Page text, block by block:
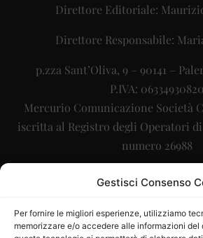
Gestisci Consenso
Per fornire le migliori esperienze, utilizziamo
memorizzare e/o accedere alle informazioni del
Direttore Editoriale:
Direttore Responsabile:
p.zza Sant’Oliva, 9 – 90141 –
P.IVA: 06334930820
Mercurio Comunicazione Società
iscritta al Registro degli Operatori
numero 26988
Sito gestito da La Digitale srl